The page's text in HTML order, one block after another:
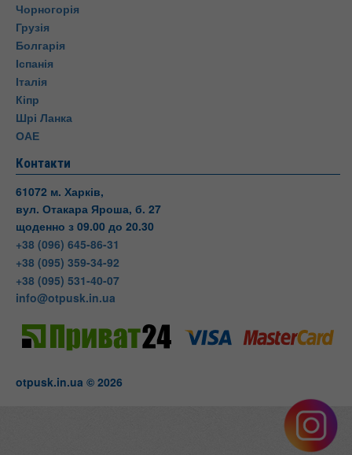
Чорногорія
Грузія
Болгарія
Іспанія
Італія
Кіпр
Шрі Ланка
ОАЕ
Контакти
61072 м. Харків,
вул. Отакара Яроша, б. 27
щоденно з 09.00 до 20.30
+38 (096) 645-86-31
+38 (095) 359-34-92
+38 (095) 531-40-07
info@otpusk.in.ua
otpusk.in.ua © 2026
+38(095) 531-40-